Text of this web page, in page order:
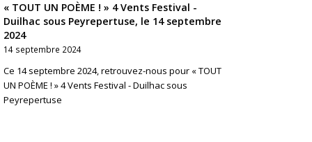
« TOUT UN POÈME ! » 4 Vents Festival -
Duilhac sous Peyrepertuse, le 14 septembre
2024
14 septembre 2024
Ce 14 septembre 2024, retrouvez-nous pour « TOUT
UN POÈME ! » 4 Vents Festival - Duilhac sous
Peyrepertuse